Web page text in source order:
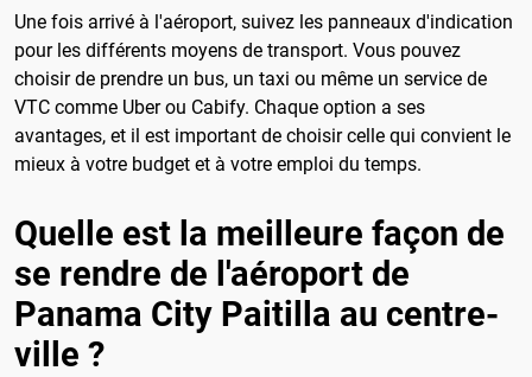
Une fois arrivé à l'aéroport, suivez les panneaux d'indication
pour les différents moyens de transport. Vous pouvez
choisir de prendre un bus, un taxi ou même un service de
VTC comme Uber ou Cabify. Chaque option a ses
avantages, et il est important de choisir celle qui convient le
mieux à votre budget et à votre emploi du temps.
Quelle est la meilleure façon de
se rendre de l'aéroport de
Panama City Paitilla au centre-
ville ?